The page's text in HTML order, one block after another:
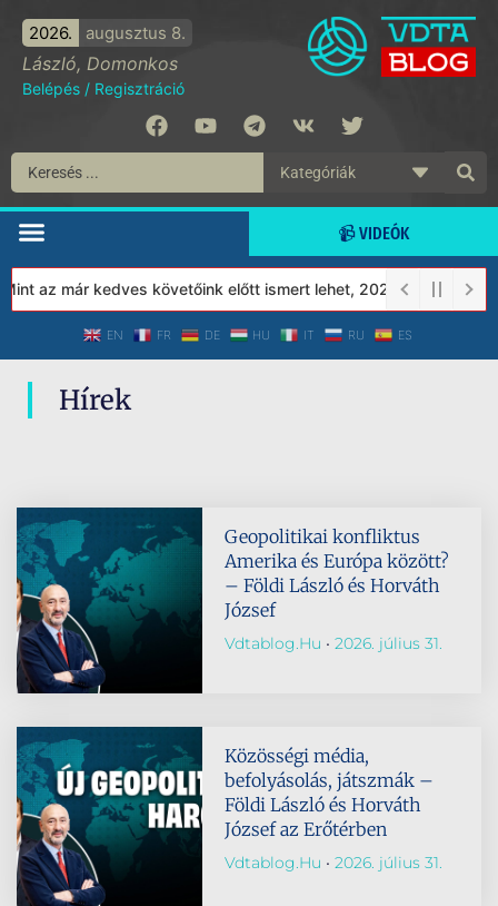
2026. augusztus 8.
László, Domonkos
Belépés / Regisztráció
📹 VIDEÓK
az már kedves követőink előtt ismert lehet, 2023-tól a Védett
EN FR DE HU IT RU ES
Hírek
Geopolitikai konfliktus
Amerika és Európa között?
– Földi László és Horváth
József
Vdtablog.hu 2026. július 31.
Közösségi média,
befolyásolás, játszmák –
Földi László és Horváth
József az Erőtérben
Vdtablog.hu 2026. július 31.